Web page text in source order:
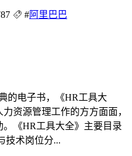
#阿里巴巴
的电子书，《HR工具大
资源管理工作的方方面面，
《HR工具大全》主要目录
技术岗位分...